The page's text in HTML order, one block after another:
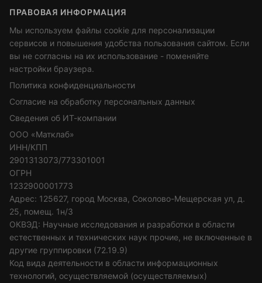
ПРАВОВАЯ ИНФОРМАЦИЯ
Мы используем файлы cookie для персонализации
сервисов и повышения удобства пользования сайтом. Если
вы не согласны на их использование - поменяйте
настройки браузера.
Политика конфиденциальности
Согласие на обработку персональных данных
Сведения об ИТ-компании
ООО «Матклаб»
ИНН/КПП
2901313073/773301001
ОГРН
1232900001773
Адрес: 125627, город Москва, Соколово-Мещерская ул, д.
25, помещ. 1н/3
ОКВЭД: Научные исследования и разработки в области
естественных и технических наук прочие, не включенные в
другие группировки (72.19.9)
Код вида деятельности в области информационных
технологий, осуществляемой (осуществляемых)